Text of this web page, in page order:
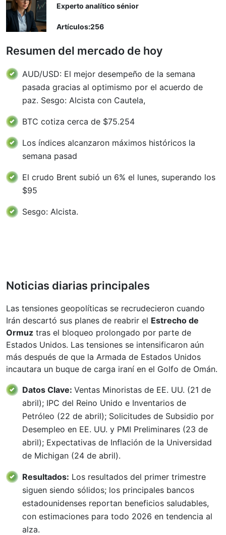
Experto analítico sénior
Artículos:256
Resumen del mercado de hoy
AUD/USD: El mejor desempeño de la semana
pasada gracias al optimismo por el acuerdo de
paz. Sesgo: Alcista con Cautela,
BTC cotiza cerca de $75.254
Los índices alcanzaron máximos históricos la
semana pasad
El crudo Brent subió un 6% el lunes, superando los
$95
Sesgo: Alcista.
Noticias diarias principales
Las tensiones geopolíticas se recrudecieron cuando
Irán descartó sus planes de reabrir el Estrecho de
Ormuz tras el bloqueo prolongado por parte de
Estados Unidos. Las tensiones se intensificaron aún
más después de que la Armada de Estados Unidos
incautara un buque de carga iraní en el Golfo de Omán.
Datos Clave: Ventas Minoristas de EE. UU. (21 de
abril); IPC del Reino Unido e Inventarios de
Petróleo (22 de abril); Solicitudes de Subsidio por
Desempleo en EE. UU. y PMI Preliminares (23 de
abril); Expectativas de Inflación de la Universidad
de Michigan (24 de abril).
Resultados: Los resultados del primer trimestre
siguen siendo sólidos; los principales bancos
estadounidenses reportan beneficios saludables,
con estimaciones para todo 2026 en tendencia al
alza.